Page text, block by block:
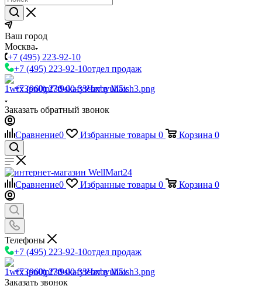
Ваш город
Москва
+7 (495) 223-92-10
+7 (495) 223-92-10отдел продаж
+7 (960) 230-00-33Чат в Max
Заказать обратный звонок
Сравнение0 Избранные товары 0 Корзина 0
Сравнение0 Избранные товары 0 Корзина 0
Телефоны
+7 (495) 223-92-10отдел продаж
+7 (960) 230-00-33Чат в Max
Заказать звонок